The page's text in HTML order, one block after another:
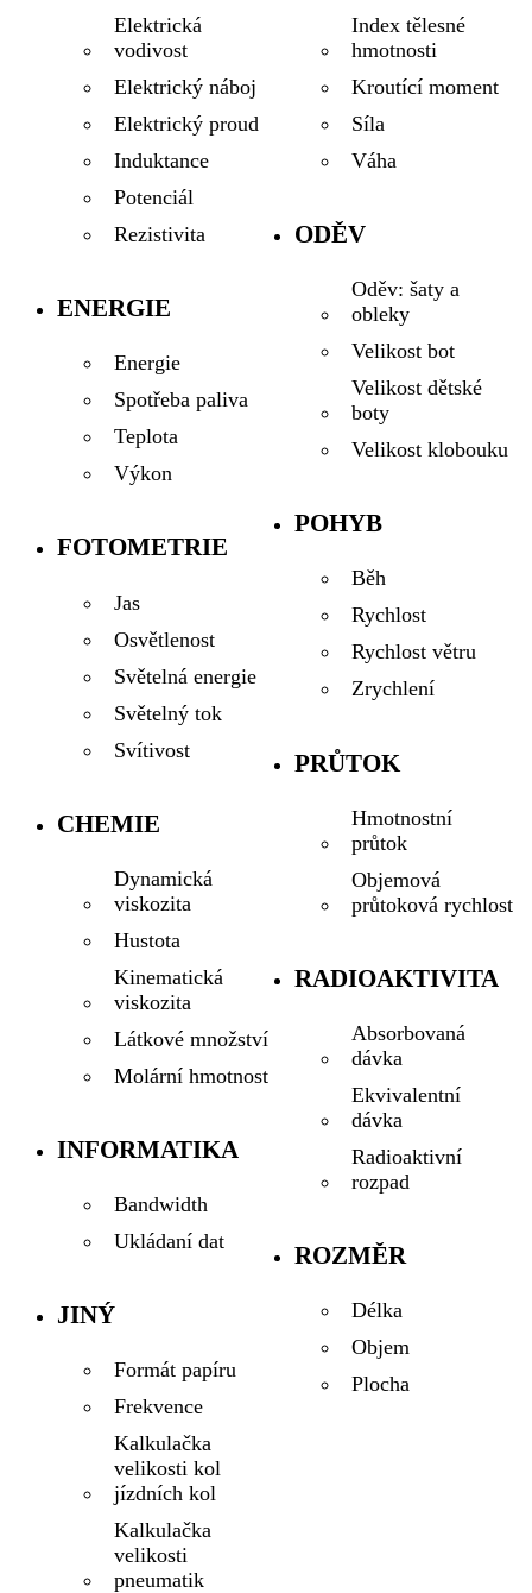
Elektrická
vodivost
Elektrický náboj
Elektrický proud
Induktance
Potenciál
Rezistivita
ENERGIE
Energie
Spotřeba paliva
Teplota
Výkon
FOTOMETRIE
Jas
Osvětlenost
Světelná energie
Světelný tok
Svítivost
CHEMIE
Dynamická
viskozita
Hustota
Kinematická
viskozita
Látkové množství
Molární hmotnost
INFORMATIKA
Bandwidth
Ukládaní dat
JINÝ
Formát papíru
Frekvence
Kalkulačka
velikosti kol
jízdních kol
Kalkulačka
velikosti
pneumatik
Index tělesné
hmotnosti
Kroutící moment
Síla
Váha
ODĚV
Oděv: šaty a
obleky
Velikost bot
Velikost dětské
boty
Velikost klobouku
POHYB
Běh
Rychlost
Rychlost větru
Zrychlení
PRŮTOK
Hmotnostní
průtok
Objemová
průtoková rychlost
RADIOAKTIVITA
Absorbovaná
dávka
Ekvivalentní
dávka
Radioaktivní
rozpad
ROZMĚR
Délka
Objem
Plocha